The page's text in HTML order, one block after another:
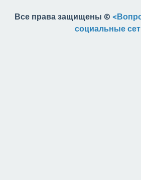
Все права защищены ©
социальные